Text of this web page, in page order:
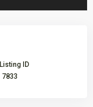
Listing ID
7833